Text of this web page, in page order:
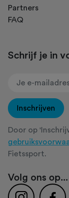
Partners
FAQ
Schrijf je in
Inschrijven
Door op
Fietssport.
Volg ons op...